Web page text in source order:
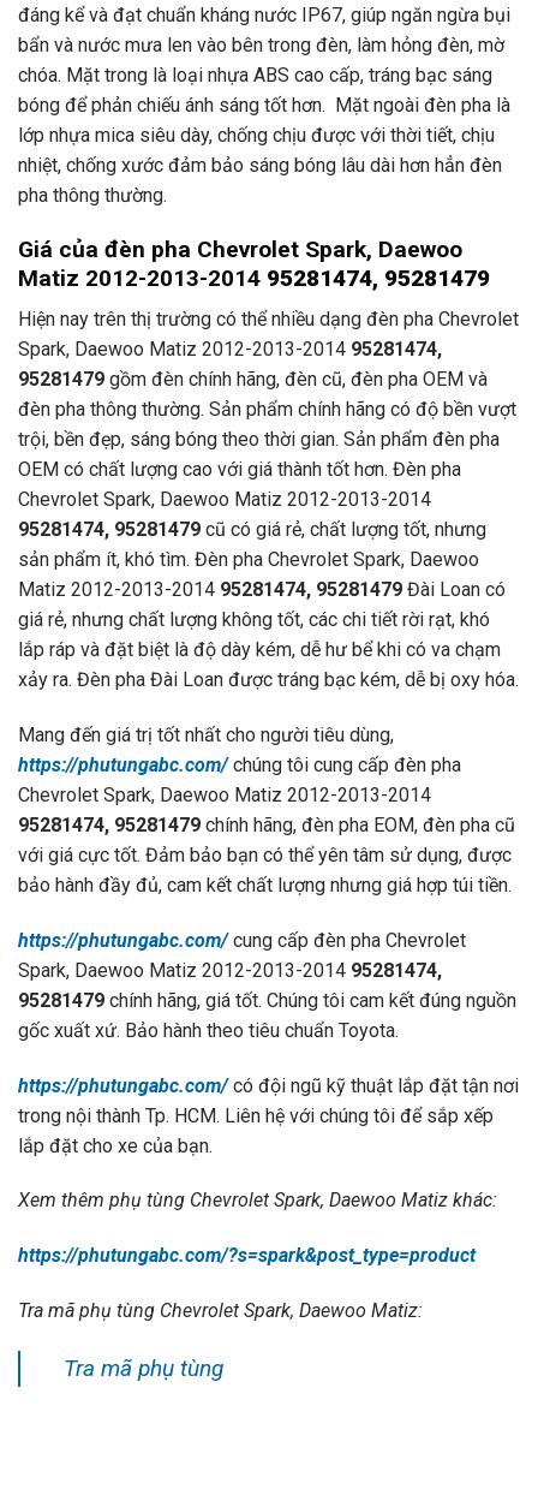
đáng kể và đạt chuẩn kháng nước IP67, giúp ngăn ngừa bụi
bẩn và nước mưa len vào bên trong đèn, làm hỏng đèn, mờ
chóa. Mặt trong là loại nhựa ABS cao cấp, tráng bạc sáng
bóng để phản chiếu ánh sáng tốt hơn. Mặt ngoài đèn pha là
lớp nhựa mica siêu dày, chống chịu được với thời tiết, chịu
nhiệt, chống xước đảm bảo sáng bóng lâu dài hơn hẳn đèn
pha thông thường.
Giá của đèn pha Chevrolet Spark, Daewoo
Matiz 2012-2013-2014 95281474, 95281479
Hiện nay trên thị trường có thể nhiều dạng đèn pha Chevrolet
Spark, Daewoo Matiz 2012-2013-2014 95281474,
95281479 gồm đèn chính hãng, đèn cũ, đèn pha OEM và
đèn pha thông thường. Sản phẩm chính hãng có độ bền vượt
trội, bền đẹp, sáng bóng theo thời gian. Sản phẩm đèn pha
OEM có chất lượng cao với giá thành tốt hơn. Đèn pha
Chevrolet Spark, Daewoo Matiz 2012-2013-2014
95281474, 95281479 cũ có giá rẻ, chất lượng tốt, nhưng
sản phẩm ít, khó tìm. Đèn pha Chevrolet Spark, Daewoo
Matiz 2012-2013-2014 95281474, 95281479 Đài Loan có
giá rẻ, nhưng chất lượng không tốt, các chi tiết rời rạt, khó
lắp ráp và đặt biệt là độ dày kém, dễ hư bể khi có va chạm
xảy ra. Đèn pha Đài Loan được tráng bạc kém, dễ bị oxy hóa.
Mang đến giá trị tốt nhất cho người tiêu dùng,
https://phutungabc.com/chúng tôi cung cấp đèn pha
Chevrolet Spark, Daewoo Matiz 2012-2013-2014
95281474, 95281479 chính hãng, đèn pha EOM, đèn pha cũ
với giá cực tốt. Đảm bảo bạn có thể yên tâm sử dụng, được
bảo hành đầy đủ, cam kết chất lượng nhưng giá hợp túi tiền.
https://phutungabc.com/cung cấp đèn pha Chevrolet
Spark, Daewoo Matiz 2012-2013-2014 95281474,
95281479 chính hãng, giá tốt. Chúng tôi cam kết đúng nguồn
gốc xuất xứ. Bảo hành theo tiêu chuẩn Toyota.
https://phutungabc.com/có đội ngũ kỹ thuật lắp đặt tận nơi
trong nội thành Tp. HCM. Liên hệ với chúng tôi để sắp xếp
lắp đặt cho xe của bạn.
Xem thêm phụ tùng Chevrolet Spark, Daewoo Matiz khác:
https://phutungabc.com/?s=spark&post_type=product
Tra mã phụ tùng Chevrolet Spark, Daewoo Matiz:
Tra mã phụ tùng